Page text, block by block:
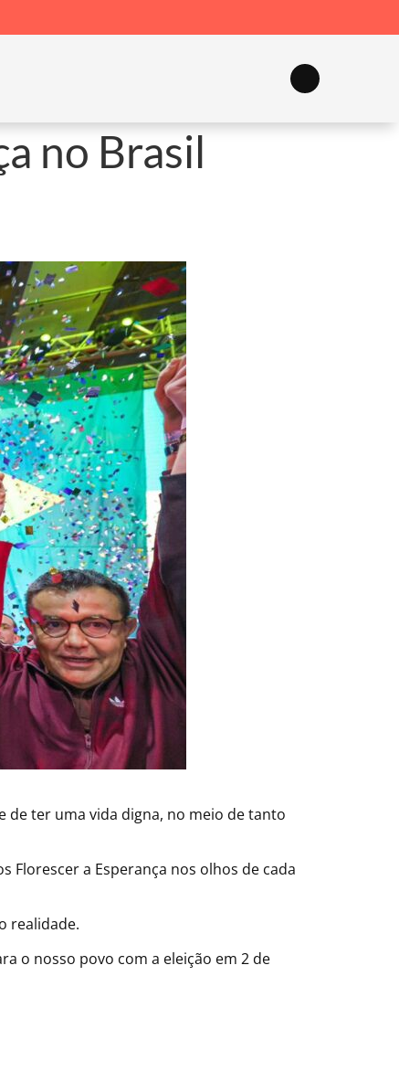
no Brasil
de ter uma vida digna, no meio de tanto
Florescer a Esperança nos olhos de cada
realidade.
o nosso povo com a eleição em 2 de